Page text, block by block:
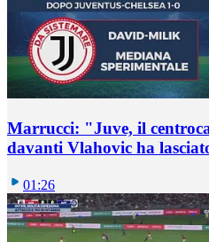
Marrucci: "Juve, il
davanti Vlahovic ha
01:26